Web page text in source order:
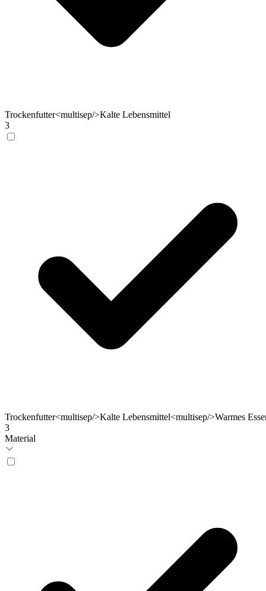
Trockenfutter<multisep/>Kalte Lebensmittel
3
Trockenfutter<multisep/>Kalte Lebensmittel<multisep/>Warmes
3
Material